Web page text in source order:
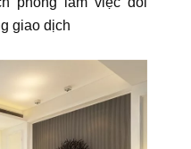
giao dịch